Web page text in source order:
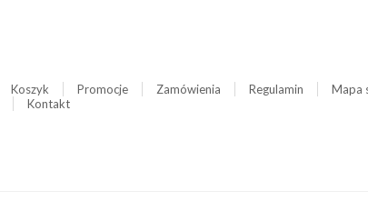
Koszyk Promocje Zamówienia Regulamin Mapa
Kontakt